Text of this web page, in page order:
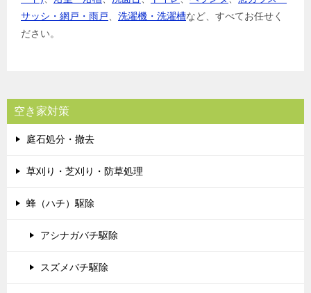
サッシ・網戸・雨戸
洗濯機・洗濯槽など、すべてお任せく
ださい。
空き家対策
庭石処分・撤去
草刈り・芝刈り・防草処理
蜂（ハチ）駆除
アシナガバチ駆除
スズメバチ駆除